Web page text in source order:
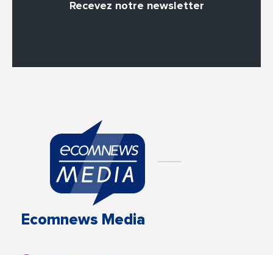
Recevez notre newsletter
Ecomnews Media